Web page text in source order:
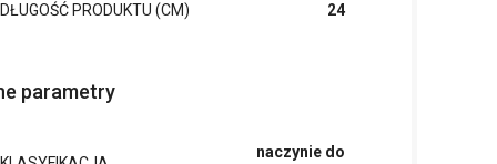
DŁUGOŚĆ PRODUKTU (CM) 24
parametry
naczynie do